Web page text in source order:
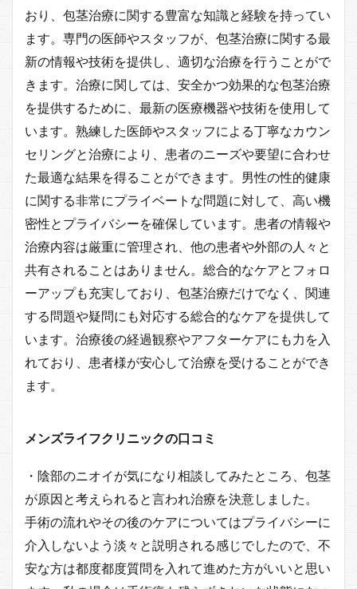
おり、包茎治療に関する豊富な知識と経験を持ってい
ます。専門の医師やスタッフが、包茎治療に関する最
新の情報や技術を提供し、適切な治療を行うことがで
きます。治療に関しては、安全かつ効果的な包茎治療
を提供するために、最新の医療機器や技術を使用して
います。熟練した医師やスタッフによる丁寧なカウン
セリングと治療により、患者のニーズや要望に合わせ
た最適な結果を得ることができます。男性の性的健康
に関する非常にプライベートな問題に対して、高い機
密性とプライバシーを確保しています。患者の情報や
治療内容は厳重に管理され、他の患者や外部の人々と
共有されることはありません。総合的なケアとフォロ
ーアップも充実しており、包茎治療だけでなく、関連
する問題や疑問にも対応する総合的なケアを提供して
います。治療後の経過観察やアフターケアにも力を入
れており、患者様が安心して治療を受けることができ
ます。
メンズライフクリニックの口コミ
・陰部のニオイが気になり相談してみたところ、包茎
が原因と考えられると言われ治療を決意しました。
手術の流れやその後のケアについてはプライバシーに
介入しないよう淡々と説明される感じでしたので、不
安な方は都度都度質問を入れて進めた方がいいと思い